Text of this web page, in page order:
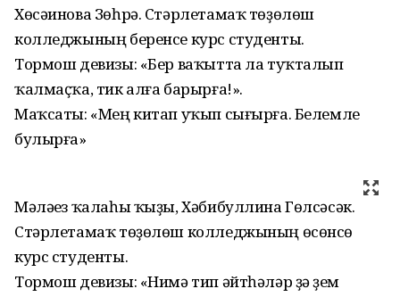
Хөсәинова Зөһрә. Стәрлетамаҡ төҙөлөш
колледжының беренсе курс студенты.
Тормош девизы: «Бер ваҡытта ла туҡталып
ҡалмаҫҡа, тик алға барырға!».
Маҡсаты: «Мең китап уҡып сығырға. Белемле
булырға»
Мәләүез ҡалаһы ҡыҙы, Хәбибуллина Гөлсәсәк.
Стәрлетамаҡ төҙөлөш колледжының өсөнсө
курс студенты.
Тормош девизы: «Нимә тип әйтһәләр ҙә үҙем